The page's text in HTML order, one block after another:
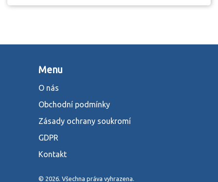
Menu
O nás
Obchodní podmínky
Zásady ochrany soukromí
GDPR
Kontakt
© 2026. Všechna práva vyhrazena.